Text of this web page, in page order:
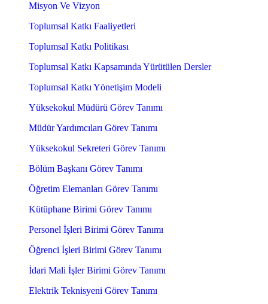
Misyon Ve Vizyon
Toplumsal Katkı Faaliyetleri
Toplumsal Katkı Politikası
Toplumsal Katkı Kapsamında Yürütülen Dersler
Toplumsal Katkı Yönetişim Modeli
Yüksekokul Müdürü Görev Tanımı
Müdür Yardımcıları Görev Tanımı
Yüksekokul Sekreteri Görev Tanımı
Bölüm Başkanı Görev Tanımı
Öğretim Elemanları Görev Tanımı
Kütüphane Birimi Görev Tanımı
Personel İşleri Birimi Görev Tanımı
Öğrenci İşleri Birimi Görev Tanımı
İdari Mali İşler Birimi Görev Tanımı
Elektrik Teknisyeni Görev Tanımı